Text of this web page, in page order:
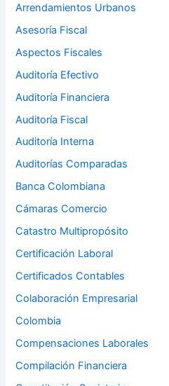
Arrendamientos Urbanos
Asesoría Fiscal
Aspectos Fiscales
Auditoría Efectivo
Auditoría Financiera
Auditoría Fiscal
Auditoría Interna
Auditorías Comparadas
Banca Colombiana
Cámaras Comercio
Catastro Multipropósito
Certificación Laboral
Certificados Contables
Colaboración Empresarial
Colombia
Compensaciones Laborales
Compilación Financiera